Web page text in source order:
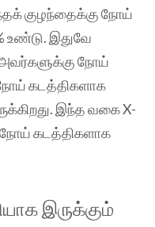
குழந்தைக்கு நோய்
உண்டு. இதுவே
நோய்
கடத்திகளாக
இந்த வகை X-
கடத்திகளாக
இருக்கும்